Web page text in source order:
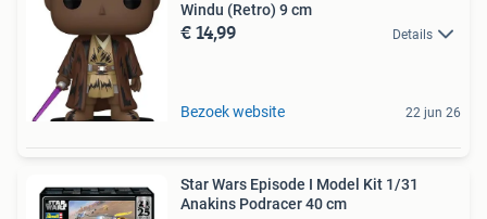
Windu (Retro) 9 cm
€ 14,99 Details
Bezoek website 22 jun 26
Star Wars Episode I Model Kit 1/31
Anakins Podracer 40 cm